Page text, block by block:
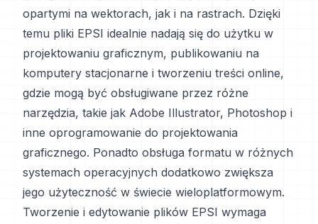
opartymi na wektorach, jak i na rastrach. Dzięki
temu pliki EPSI idealnie nadają się do użytku w
projektowaniu graficznym, publikowaniu na
komputery stacjonarne i tworzeniu treści online,
gdzie mogą być obsługiwane przez różne
narzędzia, takie jak Adobe Illustrator, Photoshop i
inne oprogramowanie do projektowania
graficznego. Ponadto obsługa formatu w różnych
systemach operacyjnych dodatkowo zwiększa
jego użyteczność w świecie wieloplatformowym.
Tworzenie i edytowanie plików EPSI wymaga